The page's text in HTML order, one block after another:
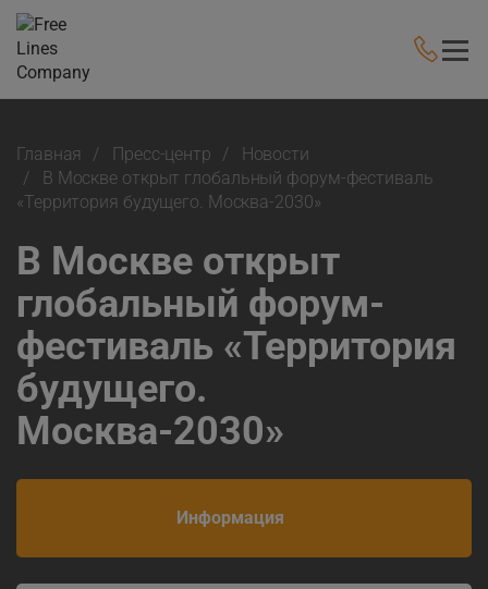
Главная Пресс-центр
Новости
В Москве открыт глобальный форум-фестиваль
«Территория будущего. Москва-2030»
В Москве открыт
глобальный форум-
фестиваль «Территория
будущего.
Москва-2030»
Информация